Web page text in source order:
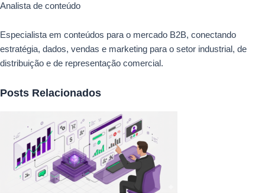
Analista de conteúdo
Especialista em conteúdos para o mercado B2B, conectando
estratégia, dados, vendas e marketing para o setor industrial, de
distribuição e de representação comercial.
Posts Relacionados